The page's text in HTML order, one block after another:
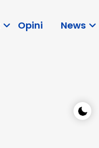
Opini News